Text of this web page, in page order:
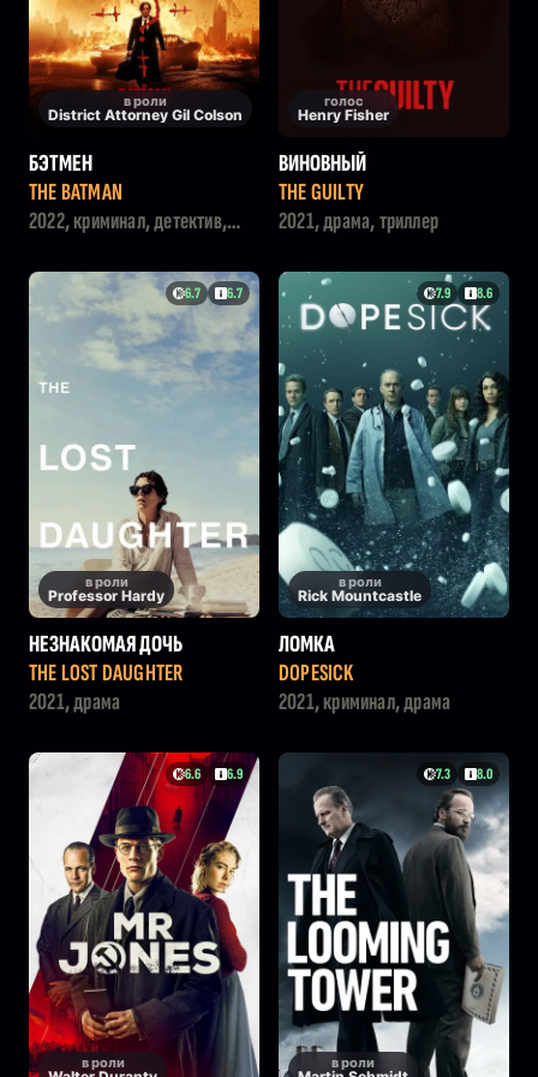
в роли
District Attorney Gil Colson
БЭТМЕН
THE BATMAN
2022, криминал, детектив,
голос
Henry Fisher
ВИНОВНЫЙ
THE GUILTY
2021, драма, триллер
6.7 6.7
в роли
Professor Hardy
НЕЗНАКОМАЯ ДОЧЬ
THE LOST DAUGHTER
2021, драма
7.9 8.6
в роли
Rick Mountcastle
ЛОМКА
DOPESICK
2021, криминал, драма
6.6 6.9
в роли
7.3 8.0
в роли